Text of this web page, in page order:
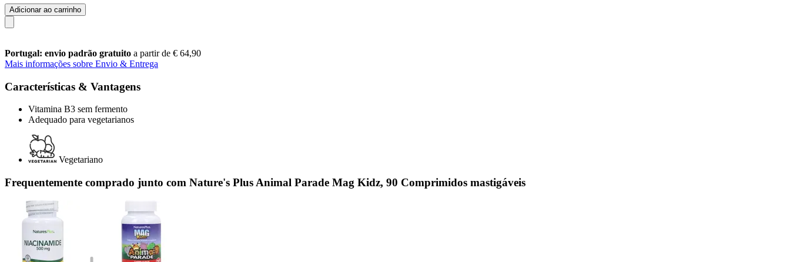
Adicionar ao carrinho
Portugal: envio padrão gratuito a partir de € 64,90
Mais informações sobre Envio & Entrega
Características & Vantagens
Vitamina B3 sem fermento
Adequado para vegetarianos
Vegetariano
Frequentemente comprado junto com Nature's Plus Animal Parade Mag Kidz, 90 Comprimidos mastigáveis